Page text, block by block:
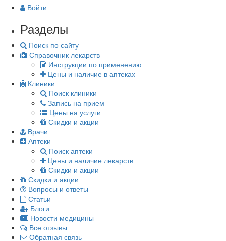
Войти
Разделы
Поиск по сайту
Справочник лекарств
Инструкции по применению
Цены и наличие в аптеках
Клиники
Поиск клиники
Запись на прием
Цены на услуги
Скидки и акции
Врачи
Аптеки
Поиск аптеки
Цены и наличие лекарств
Скидки и акции
Скидки и акции
Вопросы и ответы
Статьи
Блоги
Новости медицины
Все отзывы
Обратная связь